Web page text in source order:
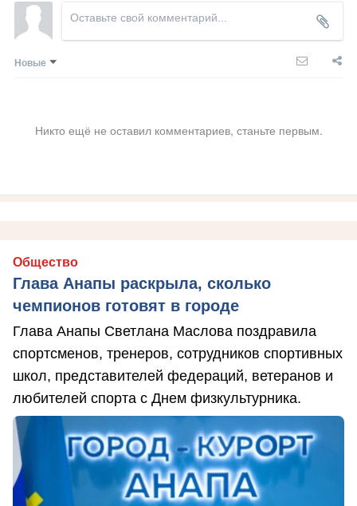
Новые
Никто ещё не оставил комментариев, станьте первым.
Общество
Глава Анапы раскрыла, сколько
чемпионов готовят в городе
Глава Анапы Светлана Маслова поздравила
спортсменов, тренеров, сотрудников спортивных
школ, представителей федераций, ветеранов и
любителей спорта с Днем физкультурника.